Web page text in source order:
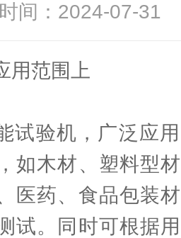
时间：2024-07-
用范围上
试验机，广泛应
如木材、塑料型
医药、食品包装
试。同时可根据